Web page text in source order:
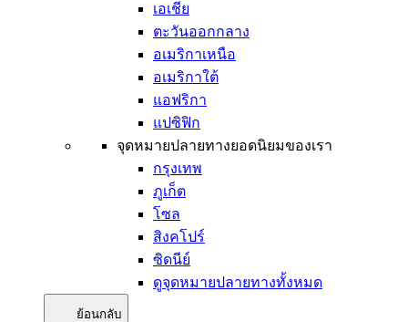
เอเชีย
ตะวันออกกลาง
อเมริกาเหนือ
อเมริกาใต้
แอฟริกา
แปซิฟิก
จุดหมายปลายทางยอดนิยมของเรา
กรุงเทพ
ภูเก็ต
โซล
สิงคโปร์
ซิดนีย์
ดูจุดหมายปลายทางทั้งหมด
ย้อนกลับ